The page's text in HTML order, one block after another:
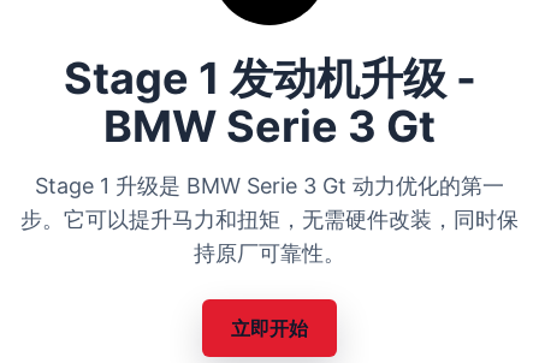
Stage 1 发动机升级 -
BMW Serie 3 Gt
Stage 1 升级是 BMW Serie 3 Gt 动力优化的第一
步。它可以提升马力和扭矩，无需硬件改装，同时保
持原厂可靠性。
立即开始